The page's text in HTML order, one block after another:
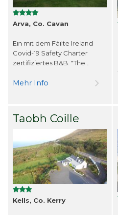
Arva, Co. Cavan
Ein mit dem Fáilte Ireland
Covid-19 Safety Charter
zertifiziertes B&B. "The...
Mehr Info
Taobh Coille
Kells, Co. Kerry